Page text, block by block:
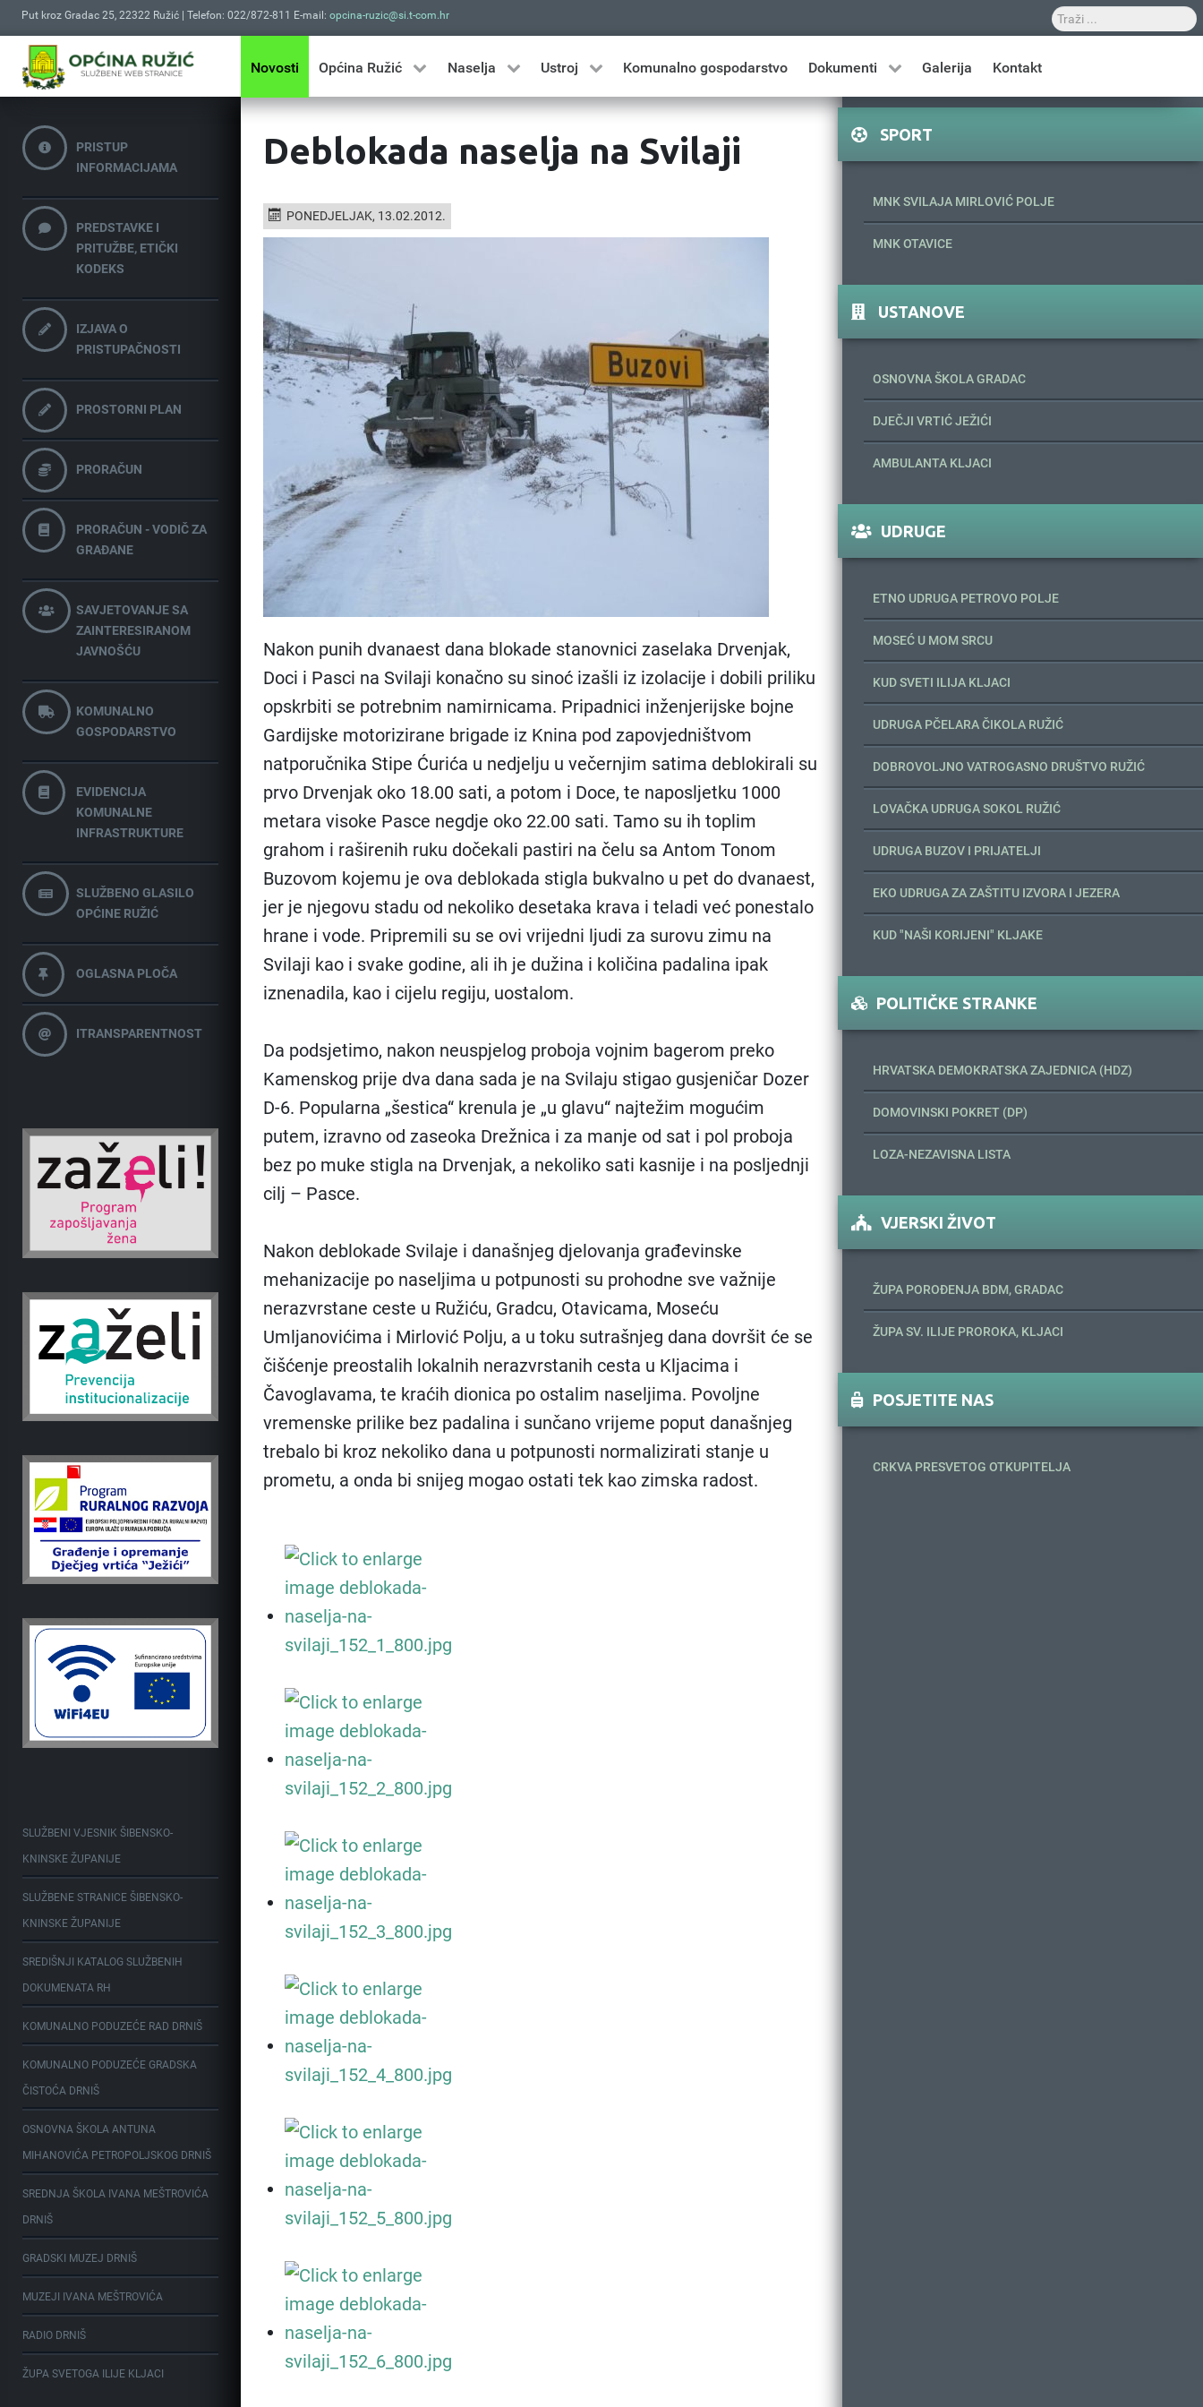
Put kroz Gradac 25, 22322 Ružić | Telefon: 022/872-811 E-mail: opcina-ruzic@si.t-com.hr
Novosti Općina Ružić Naselja Ustroj Komunalno gospodarstvo Dokumenti Galerija Kontakt
PRISTUP
INFORMACIJAMA
PREDSTAVKE I
PRITUŽBE, ETIČKI
KODEKS
IZJAVA O
PRISTUPAČNOSTI
PROSTORNI PLAN
PRORAČUN
PRORAČUN - VODIČ ZA
GRAĐANE
SAVJETOVANJE SA
ZAINTERESIRANOM
JAVNOŠĆU
KOMUNALNO
GOSPODARSTVO
EVIDENCIJA
KOMUNALNE
INFRASTRUKTURE
SLUŽBENO GLASILO
OPĆINE RUŽIĆ
OGLASNA PLOČA
ITRANSPARENTNOST
SLUŽBENI VJESNIK ŠIBENSKO-
KNINSKE ŽUPANIJE
SLUŽBENE STRANICE ŠIBENSKO-
KNINSKE ŽUPANIJE
SREDIŠNJI KATALOG SLUŽBENIH
DOKUMENATA RH
KOMUNALNO PODUZEĆE RAD DRNIŠ
KOMUNALNO PODUZEĆE GRADSKA
ČISTOĆA DRNIŠ
OSNOVNA ŠKOLA ANTUNA
MIHANOVIĆA PETROPOLJSKOG DRNIŠ
SREDNJA ŠKOLA IVANA MEŠTROVIĆA
DRNIŠ
GRADSKI MUZEJ DRNIŠ
MUZEJI IVANA MEŠTROVIĆA
RADIO DRNIŠ
ŽUPA SVETOGA ILIJE KLJACI
Deblokada naselja na Svilaji
PONEDJELJAK, 13.02.2012.
Nakon punih dvanaest dana blokade stanovnici zaselaka Drvenjak,
Doci i Pasci na Svilaji konačno su sinoć izašli iz izolacije i dobili priliku
opskrbiti se potrebnim namirnicama. Pripadnici inženjerijske bojne
Gardijske motorizirane brigade iz Knina pod zapovjedništvom
natporučnika Stipe Ćurića u nedjelju u večernjim satima deblokirali su
prvo Drvenjak oko 18.00 sati, a potom i Doce, te naposljetku 1000
metara visoke Pasce negdje oko 22.00 sati. Tamo su ih toplim
grahom i raširenih ruku dočekali pastiri na čelu sa Antom Tonom
Buzovom kojemu je ova deblokada stigla bukvalno u pet do dvanaest,
jer je njegovu stadu od nekoliko desetaka krava i teladi već ponestalo
hrane i vode. Pripremili su se ovi vrijedni ljudi za surovu zimu na
Svilaji kao i svake godine, ali ih je dužina i količina padalina ipak
iznenadila, kao i cijelu regiju, uostalom.
Da podsjetimo, nakon neuspjelog proboja vojnim bagerom preko
Kamenskog prije dva dana sada je na Svilaju stigao gusjeničar Dozer
D-6. Popularna „šestica“ krenula je „u glavu“ najtežim mogućim
putem, izravno od zaseoka Drežnica i za manje od sat i pol proboja
bez po muke stigla na Drvenjak, a nekoliko sati kasnije i na posljednji
cilj – Pasce.
Nakon deblokade Svilaje i današnjeg djelovanja građevinske
mehanizacije po naseljima u potpunosti su prohodne sve važnije
nerazvrstane ceste u Ružiću, Gradcu, Otavicama, Moseću
Umljanovićima i Mirlović Polju, a u toku sutrašnjeg dana dovršit će se
čišćenje preostalih lokalnih nerazvrstanih cesta u Kljacima i
Čavoglavama, te kraćih dionica po ostalim naseljima. Povoljne
vremenske prilike bez padalina i sunčano vrijeme poput današnjeg
trebalo bi kroz nekoliko dana u potpunosti normalizirati stanje u
prometu, a onda bi snijeg mogao ostati tek kao zimska radost.
SPORT
MNK SVILAJA MIRLOVIĆ POLJE
MNK OTAVICE
USTANOVE
OSNOVNA ŠKOLA GRADAC
DJEČJI VRTIĆ JEŽIĆI
AMBULANTA KLJACI
UDRUGE
ETNO UDRUGA PETROVO POLJE
MOSEĆ U MOM SRCU
KUD SVETI ILIJA KLJACI
UDRUGA PČELARA ČIKOLA RUŽIĆ
DOBROVOLJNO VATROGASNO DRUŠTVO RUŽIĆ
LOVAČKA UDRUGA SOKOL RUŽIĆ
UDRUGA BUZOV I PRIJATELJI
EKO UDRUGA ZA ZAŠTITU IZVORA I JEZERA
KUD "NAŠI KORIJENI" KLJAKE
POLITIČKE STRANKE
HRVATSKA DEMOKRATSKA ZAJEDNICA (HDZ)
DOMOVINSKI POKRET (DP)
LOZA-NEZAVISNA LISTA
VJERSKI ŽIVOT
ŽUPA POROĐENJA BDM, GRADAC
ŽUPA SV. ILIJE PROROKA, KLJACI
POSJETITE NAS
CRKVA PRESVETOG OTKUPITELJA